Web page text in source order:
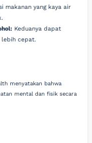
makanan yang kaya air
Keduanya dapat
lebih cepat.
menyatakan bahwa
mental dan fisik secara